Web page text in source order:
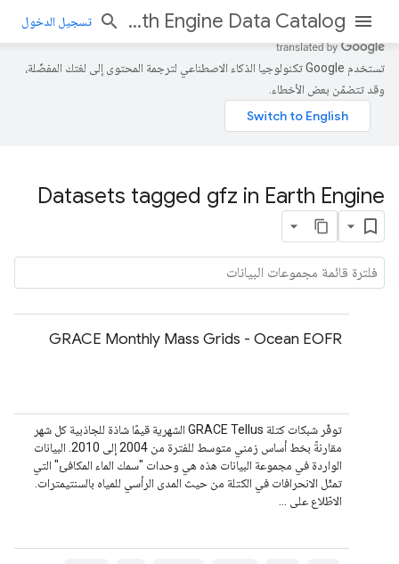
Earth Engine Data Catalog تسجيل الدخول
تستخدم Google تكنولوجيا الذكاء الاصطناعي لترجمة المحتوى إلى لغتك المفضّلة،
وقد تتضمّن بعض الأخطاء.
Datasets tagged gfz in Earth Engine
GRACE Monthly Mass Grids - Ocean EOFR
توفّر شبكات كتلة GRACE Tellus الشهرية قيمًا شاذة للجاذبية كل شهر
مقارنةً بخط أساس زمني متوسط للفترة من 2004 إلى 2010. البيانات
الواردة في مجموعة البيانات هذه هي وحدات "سمك الماء المكافئ" التي
تمثّل الانحرافات في الكتلة من حيث المدى الرأسي للمياه بالسنتيمترات.
الاطّلاع على …